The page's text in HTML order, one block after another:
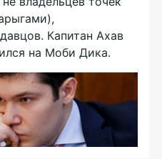
Капитан Ахав
на Моби Дика.